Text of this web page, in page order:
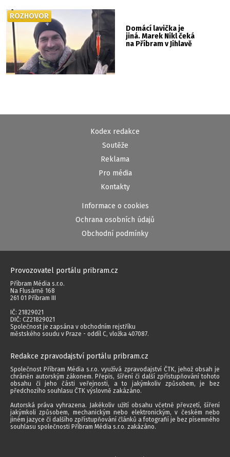
Domácí lavička je
jiná. Marek Nikl čeká
na Příbram v Jihlavě
ROZHOVOR
Kodex redakce
Soutěže
Reklama
Pro média
Kontakty
Informace o cookies
Ochrana osobních údajů
Obchodní podmínky
Provozovatel portálu pribram.cz
Příbram Média s.r.o.
Na Flusárně 168
261 01 Příbram III
IČ: 21829021
DIČ: CZ21829021
Společnost je zapsána v obchodním rejstříku
městského soudu v Praze - oddíl C, vložka 407087.
Redakce zpravodajství portálu pribram.cz
Společnost Příbram Média s.r.o. využívá zpravodajství ČTK, jehož obsah je
chráněn autorským zákonem. Přepis, šíření či další zpřístupňování tohoto
obsahu či jeho části veřejnosti, a to jakýmkoliv způsobem, je bez
předchozího souhlasu ČTK výslovně zakázáno.
Autorská práva vyhrazena. Jakékoliv užití obsahu včetně převzetí, šíření
jakýmkoli způsobem, mechanickým nebo elektronickým, v českém nebo
jiném jazyce či dalšího zpřístupňování článků a fotografií je bez písemného
souhlasu společnosti Příbram Média s.r.o. zakázáno.